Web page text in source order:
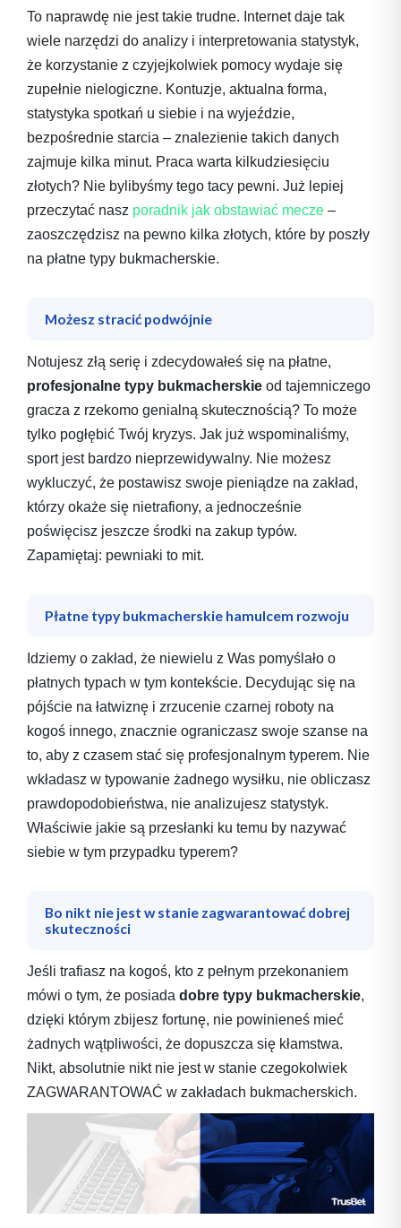
To naprawdę nie jest takie trudne. Internet daje tak
wiele narzędzi do analizy i interpretowania statystyk,
że korzystanie z czyjejkolwiek pomocy wydaje się
zupełnie nielogiczne. Kontuzje, aktualna forma,
statystyka spotkań u siebie i na wyjeździe,
bezpośrednie starcia – znalezienie takich danych
zajmuje kilka minut. Praca warta kilkudziesięciu
złotych? Nie bylibyśmy tego tacy pewni. Już lepiej
przeczytać nasz poradnik jak obstawiać mecze –
zaoszczędzisz na pewno kilka złotych, które by poszły
na płatne typy bukmacherskie.
Możesz stracić podwójnie
Notujesz złą serię i zdecydowałeś się na płatne,
profesjonalne typy bukmacherskie od tajemniczego
gracza z rzekomo genialną skutecznością? To może
tylko pogłębić Twój kryzys. Jak już wspominaliśmy,
sport jest bardzo nieprzewidywalny. Nie możesz
wykluczyć, że postawisz swoje pieniądze na zakład,
którzy okaże się nietrafiony, a jednocześnie
poświęcisz jeszcze środki na zakup typów.
Zapamiętaj: pewniaki to mit.
Płatne typy bukmacherskie hamulcem rozwoju
Idziemy o zakład, że niewielu z Was pomyślało o
płatnych typach w tym kontekście. Decydując się na
pójście na łatwiznę i zrzucenie czarnej roboty na
kogoś innego, znacznie ograniczasz swoje szanse na
to, aby z czasem stać się profesjonalnym typerem. Nie
wkładasz w typowanie żadnego wysiłku, nie obliczasz
prawdopodobieństwa, nie analizujesz statystyk.
Właściwie jakie są przesłanki ku temu by nazywać
siebie w tym przypadku typerem?
Bo nikt nie jest w stanie zagwarantować dobrej
skuteczności
Jeśli trafiasz na kogoś, kto z pełnym przekonaniem
mówi o tym, że posiada dobre typy bukmacherskie,
dzięki którym zbijesz fortunę, nie powinieneś mieć
żadnych wątpliwości, że dopuszcza się kłamstwa.
Nikt, absolutnie nikt nie jest w stanie czegokolwiek
ZAGWARANTOWAĆ w zakładach bukmacherskich.